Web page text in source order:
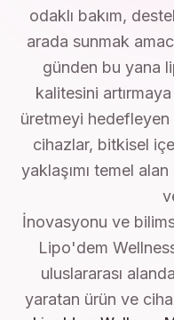
odaklı bakım,
arada sunmak
günden bu yana
kalitesini
üretmeyi
cihazlar, bitkisel
yaklaşımı temel
İnovasyonu ve
Lipo'dem
uluslararası
yaratan ürün ve